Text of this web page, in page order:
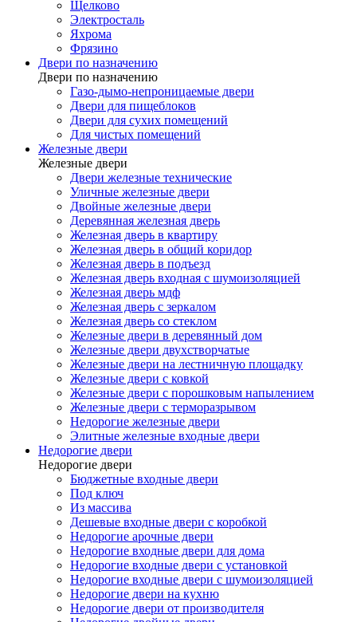
Щелково
Электросталь
Яхрома
Фрязино
Двери по назначению
Двери по назначению
Газо-дымо-непроницаемые двери
Двери для пищеблоков
Двери для сухих помещений
Для чистых помещений
Железные двери
Железные двери
Двери железные технические
Уличные железные двери
Двойные железные двери
Деревянная железная дверь
Железная дверь в квартиру
Железная дверь в общий коридор
Железная дверь в подъезд
Железная дверь входная с шумоизоляцией
Железная дверь мдф
Железная дверь с зеркалом
Железная дверь со стеклом
Железные двери в деревянный дом
Железные двери двухстворчатые
Железные двери на лестничную площадку
Железные двери с ковкой
Железные двери с порошковым напылением
Железные двери с терморазрывом
Недорогие железные двери
Элитные железные входные двери
Недорогие двери
Недорогие двери
Бюджетные входные двери
Под ключ
Из массива
Дешевые входные двери с коробкой
Недорогие арочные двери
Недорогие входные двери для дома
Недорогие входные двери с установкой
Недорогие входные двери с шумоизоляцией
Недорогие двери на кухню
Недорогие двери от производителя